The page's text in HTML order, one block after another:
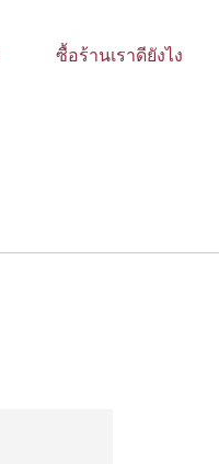
ซื้อร้านเราดียังไง